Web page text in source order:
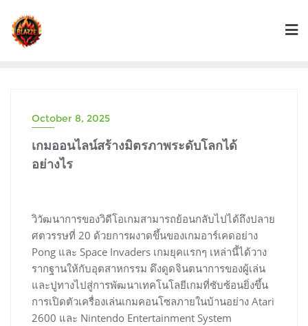
content
October 8, 2025
เกมออนไลน์สร้างมิตรภาพระดับโลกได้
อย่างไร
วิวัฒนาการของวิดีโอเกมสามารถย้อนกลับไปได้ถึงปลาย
ศตวรรษที่ 20 ด้วยการผงาดขึ้นของเกมอาร์เคดอย่าง
Pong และ Space Invaders เกมยุคแรกๆ เหล่านี้ได้วาง
รากฐานให้กับอุตสาหกรรม ดึงดูดจินตนาการของผู้เล่น
และปูทางไปสู่การพัฒนาเทคโนโลยีเกมที่ซับซ้อนยิ่งขึ้น
การเปิดตัวเครื่องเล่นเกมคอนโซลภายในบ้านอย่าง Atari
2600 และ Nintendo Entertainment System